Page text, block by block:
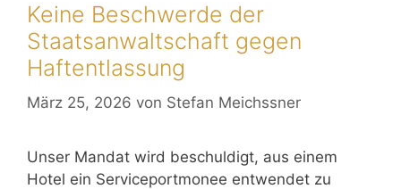
Keine Beschwerde der
Staatsanwaltschaft gegen
Haftentlassung
März 25, 2026 von Stefan Meichssner
Unser Mandat wird beschuldigt, aus einem
Hotel ein Serviceportmonee entwendet zu